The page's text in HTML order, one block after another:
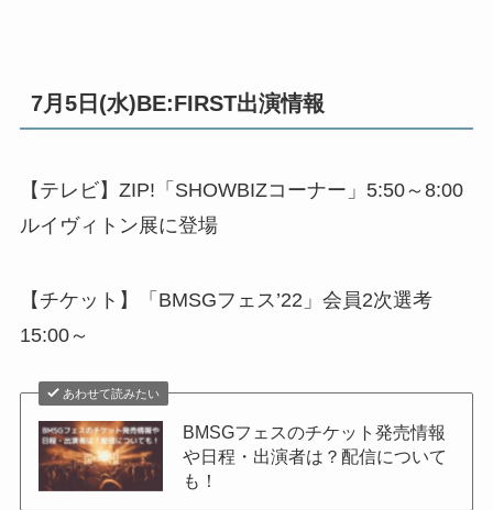
7月5日(水)BE:FIRST出演情報
【テレビ】ZIP!「SHOWBIZコーナー」5:50～8:00
ルイヴィトン展に登場
【チケット】「BMSGフェス’22」会員2次選考
15:00～
あわせて読みたい
BMSGフェスのチケット発売情報
や日程・出演者は？配信について
も！